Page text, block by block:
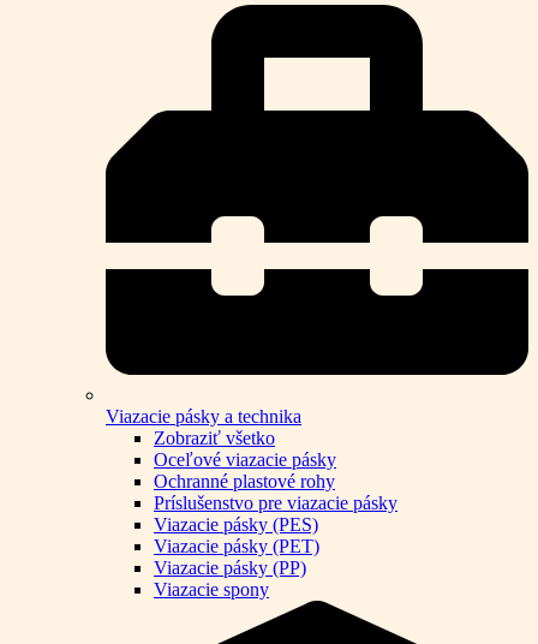
Viazacie pásky a technika
Zobraziť všetko
Oceľové viazacie pásky
Ochranné plastové rohy
Príslušenstvo pre viazacie pásky
Viazacie pásky (PES)
Viazacie pásky (PET)
Viazacie pásky (PP)
Viazacie spony